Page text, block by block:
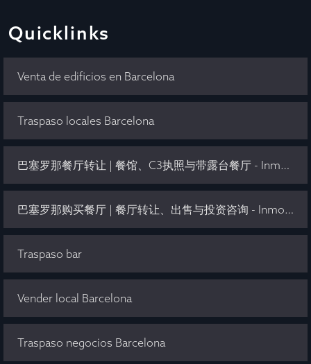
Quicklinks
Venta de edificios en Barcelona
Traspaso locales Barcelona
巴塞罗那餐厅转让 | 餐馆、C3执照与带露台餐厅 - Inmo Olaya
巴塞罗那购买餐厅 | 餐厅转让、出售与投资咨询 - Inmo Olaya
Traspaso bar
Vender local Barcelona
Traspaso negocios Barcelona